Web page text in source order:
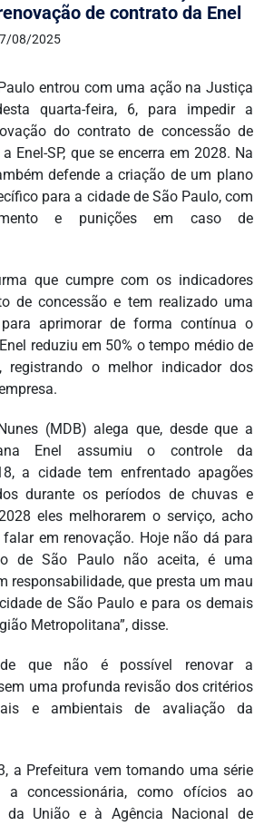
de contrato da Enel
08/2025
entrou com uma ação na Justiça
quarta-feira, 6, para impedir a
do contrato de concessão de
Enel-SP, que se encerra em 2028. Na
defende a criação de um plano
para a cidade de São Paulo, com
e punições em caso de
que cumpre com os indicadores
de concessão e tem realizado uma
aprimorar de forma contínua o
reduziu em 50% o tempo médio de
registrando o melhor indicador dos
(MDB) alega que, desde que a
Enel assumiu o controle da
a cidade tem enfrentado apagões
durante os períodos de chuvas e
eles melhorarem o serviço, acho
em renovação. Hoje não dá para
de São Paulo não aceita, é uma
responsabilidade, que presta um mau
de São Paulo e para os demais
Metropolitana”, disse.
que não é possível renovar a
uma profunda revisão dos critérios
e ambientais de avaliação da
a Prefeitura vem tomando uma série
a concessionária, como ofícios ao
da União e à Agência Nacional de